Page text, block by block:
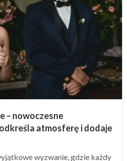
– nowoczesne
atmosferę i dodaje
wyzwanie, gdzie każdy